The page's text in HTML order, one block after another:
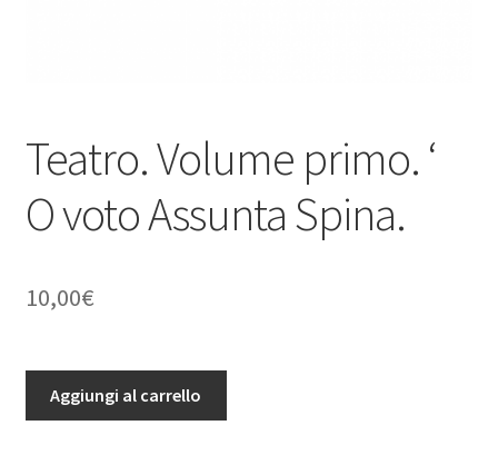
Teatro. Volume primo. ‘
O voto Assunta Spina.
10,00€
Volume
Aggiungi al carrello